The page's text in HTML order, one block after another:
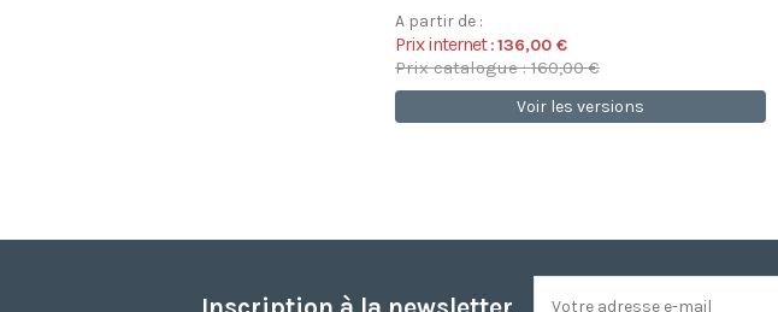
A partir de :
Prix internet :136,00 €
Prix catalogue : 160,00 €
Voir les versions